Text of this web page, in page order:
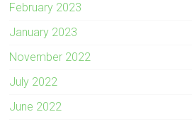
February 2023
January 2023
November 2022
July 2022
June 2022